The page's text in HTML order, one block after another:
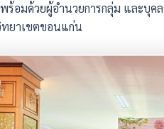
อมด้วยผู้อำนวยการกลุ่ม และบุ
ยาเขตขอนแก่น